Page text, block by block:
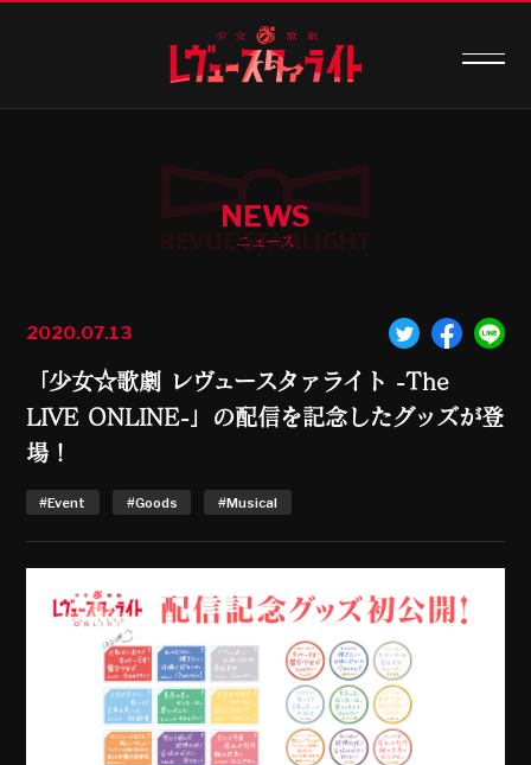
NEWS
ニュース
2020.07.13
「少女☆歌劇 レヴュースタァライト -The
LIVE ONLINE-」の配信を記念したグッズが登
場！
#Event #Goods #Musical